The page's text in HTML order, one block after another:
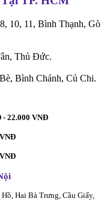
10, 11, Bình Thạnh, Gò
Thủ Đức.
Bình Chánh, Củ Chi.
- 22.000 VNĐ
Hai Bà Trưng, Cầu Giấy,